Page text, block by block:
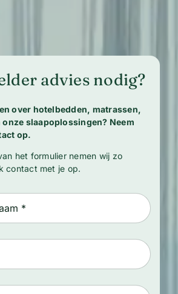
advies nodig?
over hotelbedden, matrassen,
slaapoplossingen? Neem
op.
het formulier nemen wij zo
contact met je op.